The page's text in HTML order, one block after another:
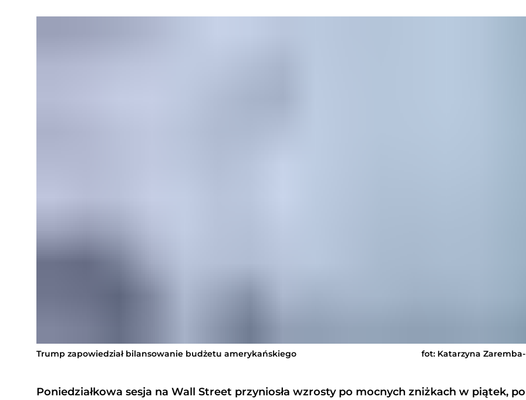
Trump zapowiedział bilansowanie budżetu amerykańskiego fot: Katarzyna
Poniedziałkowa sesja na Wall Street przyniosła wzrosty po mocnych zniżkach w piątek,